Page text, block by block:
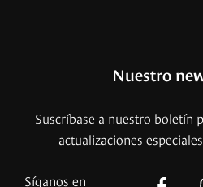
Nuestro
Suscríbase a nuestro boletín
actualizaciones
Síganos en